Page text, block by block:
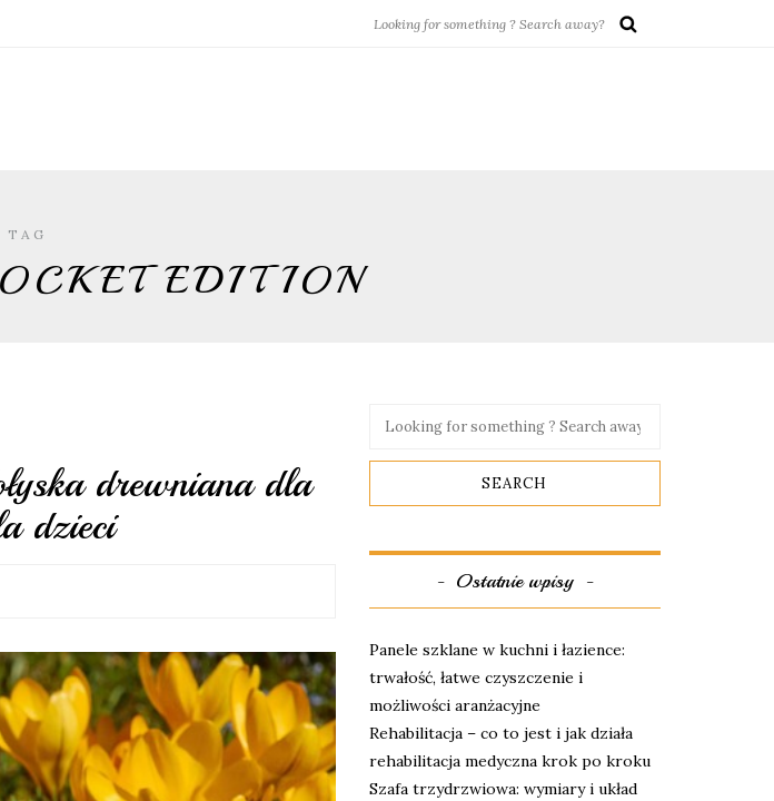
TAG
EDITION
drewniana dla
dzieci
Ostatnie wpisy
Panele szklane w kuchni i łazience:
trwałość, łatwe czyszczenie i
możliwości aranżacyjne
Rehabilitacja – co to jest i jak działa
rehabilitacja medyczna krok po kroku
Szafa trzydrzwiowa: wymiary i układ